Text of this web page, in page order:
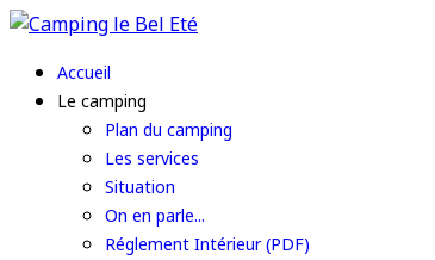
Accueil
Le camping
Plan du camping
Les services
Situation
On en parle...
Réglement Intérieur (PDF)